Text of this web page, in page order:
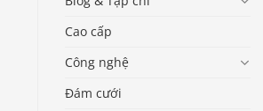
Cao cấp
Công nghệ
Đám cưới